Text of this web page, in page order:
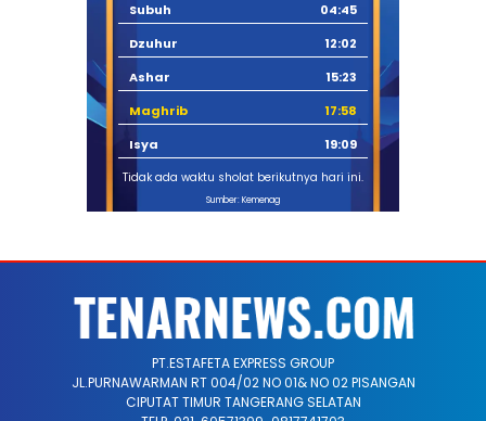
Subuh
04:45
Dzuhur
12:02
Ashar
15:23
Maghrib
17:58
Isya
19:09
Tidak ada waktu sholat berikutnya hari ini.
Sumber: Kemenag
PT.ESTAFETA EXPRESS GROUP
JL.PURNAWARMAN RT 004/02 NO 01& NO 02 PISANGAN
CIPUTAT TIMUR TANGERANG SELATAN